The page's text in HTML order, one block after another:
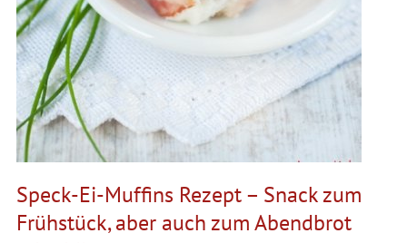
Speck-Ei-Muffins Rezept – Snack zum
Frühstück, aber auch zum Abendbrot